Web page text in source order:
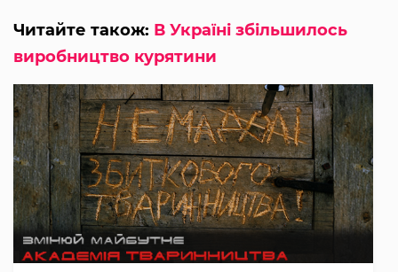
Читайте також: В Україні збільшилось
виробництво курятини